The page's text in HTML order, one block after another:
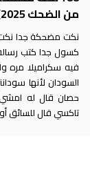
من الضحك 2025)
نكت مضحكة جدا
كسول جدا كتب
فيه سكراميلا مره
السودان لأنها
حصان قال له
تاكسي قال للسائق